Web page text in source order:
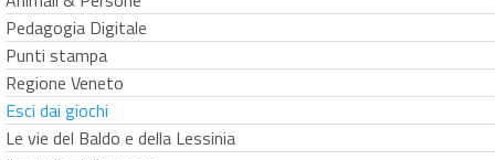
Pedagogia Digitale
Punti stampa
Regione Veneto
Esci dai giochi
Le vie del Baldo e della Lessinia